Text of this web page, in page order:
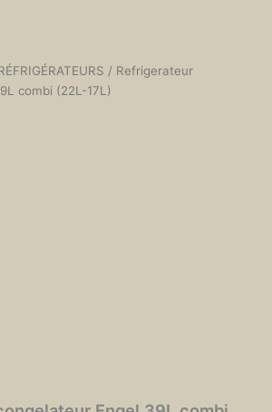
/ Refrigerateur
combi (22L-17L)